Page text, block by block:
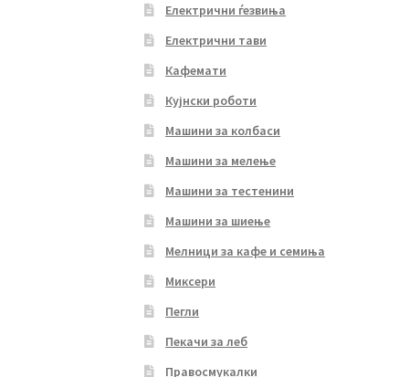
Електрични ѓезвиња
Електрични тави
Кафемати
Кујнски роботи
Машини за колбаси
Машини за мелење
Машини за тестенини
Машини за шиење
Мелници за кафе и семиња
Миксери
Пегли
Пекачи за леб
Правосмукалки